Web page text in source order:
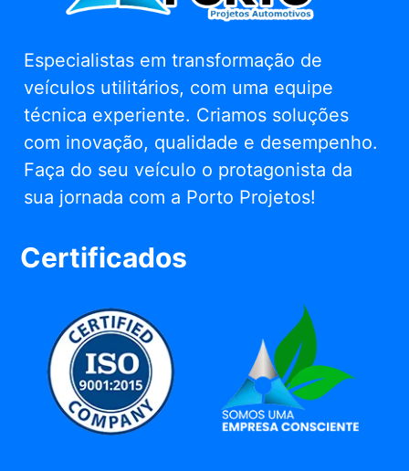
Especialistas em transformação de
veículos utilitários, com uma equipe
técnica experiente. Criamos soluções
com inovação, qualidade e desempenho.
Faça do seu veículo o protagonista da
sua jornada com a Porto Projetos!
Certificados